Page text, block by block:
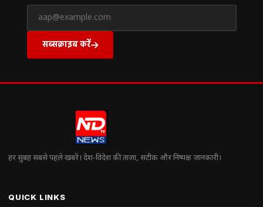
सब्सक्राइब करें
हर सुबह सबसे पहले खबरें। देश-विदेश की ताज़ा, सटीक और निष्पक्ष जानकारी।
QUICK LINKS